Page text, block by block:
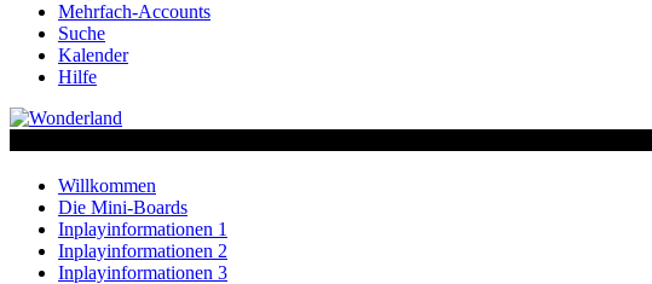
Mehrfach-Accounts
Suche
Kalender
Hilfe
Willkommen
Die Mini-Boards
Inplayinformationen 1
Inplayinformationen 2
Inplayinformationen 3